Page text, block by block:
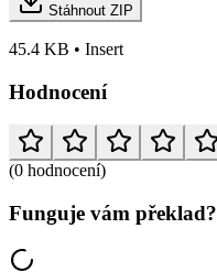
Stáhnout ZIP
45.4 KB • Insert
Hodnocení
(0 hodnocení)
Funguje vám překlad?